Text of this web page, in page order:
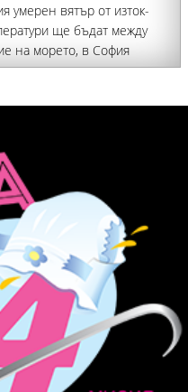
умерен вятър от изток-
ще бъдат между
на морето, в София